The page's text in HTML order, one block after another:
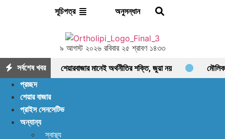
সূচিপত্র অনুসন্ধান
৯ আগস্ট ২০২৬ রবিবার ২৫ শ্রাবণ ১৪৩৩
সর্বশেষ খবর শেয়ারবাজার মানেই অর্থনীতির শক্তি, জুয়া নয় মৌলিক
ধারাবাহিক প্রবৃদ্ধি
ডিএসইতে বিক্রির ঝড়, বাজার কি নতুন মোড়ের সামনে?
প্রচ্ছদ
শেয়ার বাজার
প্রাইস সেনসেটিভ
অন্যান্য
স্বাস্থ্য